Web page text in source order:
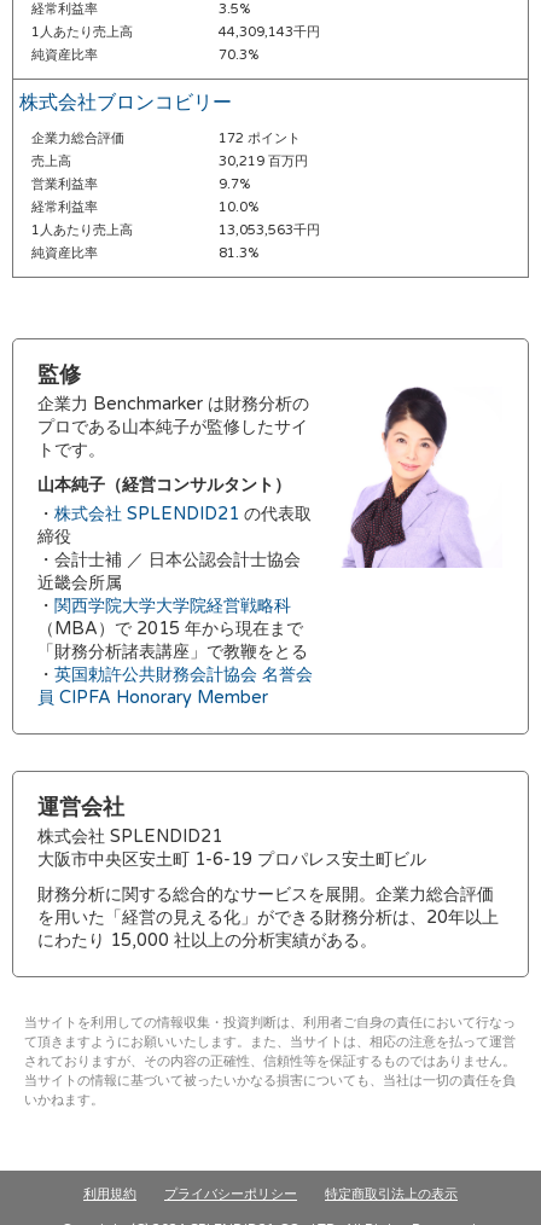
経常利益率
3.5%
1人あたり売上高
44,309,143千円
純資産比率
70.3%
株式会社ブロンコビリー
企業力総合評価
172 ポイント
売上高
30,219 百万円
営業利益率
9.7%
経常利益率
10.0%
1人あたり売上高
13,053,563千円
純資産比率
81.3%
監修
企業力 Benchmarker は財務分析の
プロである山本純子が監修したサイ
トです。
山本純子（経営コンサルタント）
・ 株式会社 SPLENDID21 の代表取
締役
・会計士補 ／ 日本公認会計士協会
近畿会所属
・ 関西学院大学大学院経営戦略科
（MBA）で 2015 年から現在まで
「財務分析諸表講座」で教鞭をとる
・ 英国勅許公共財務会計協会 名誉会
員 CIPFA Honorary Member
運営会社
株式会社 SPLENDID21
大阪市中央区安土町 1-6-19 プロパレス安土町ビル
財務分析に関する総合的なサービスを展開。企業力総合評価
を用いた「経営の見える化」ができる財務分析は、20年以上
にわたり 15,000 社以上の分析実績がある。
当サイトを利用しての情報収集・投資判断は、利用者ご自身の責任において行なっ
て頂きますようにお願いいたします。また、当サイトは、相応の注意を払って運営
されておりますが、その内容の正確性、信頼性等を保証するものではありません。
当サイトの情報に基づいて被ったいかなる損害についても、当社は一切の責任を負
いかねます。
利用規約 プライバシーポリシー 特定商取引法上の表示